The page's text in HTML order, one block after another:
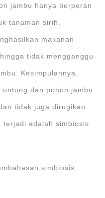
jambu hanya berperan
tanaman sirih.
makanan
tidak mengganggu
Kesimpulannya,
dan pohon jambu
tidak juga dirugikan.
terjadi adalah simbiosis
simbiosis